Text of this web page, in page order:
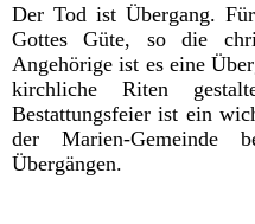
Der Tod ist Übergang.
Gottes Güte, so die
Angehörige ist es eine
kirchliche Riten
Bestattungsfeier ist ein
der Marien-Gemeinde
Übergängen.